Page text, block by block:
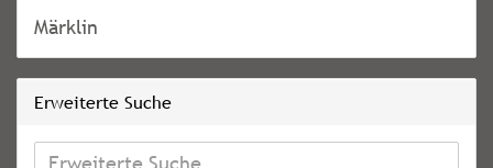
Märklin
Erweiterte Suche
Erweiterte